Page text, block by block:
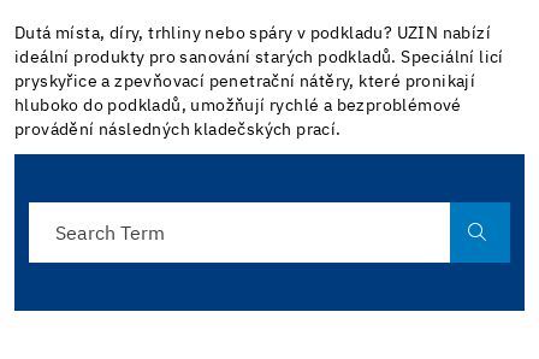
Dutá místa, díry, trhliny nebo spáry v podkladu? UZIN nabízí
ideální produkty pro sanování starých podkladů. Speciální licí
pryskyřice a zpevňovací penetrační nátěry, které pronikají
hluboko do podkladů, umožňují rychlé a bezproblémové
provádění následných kladečských prací.